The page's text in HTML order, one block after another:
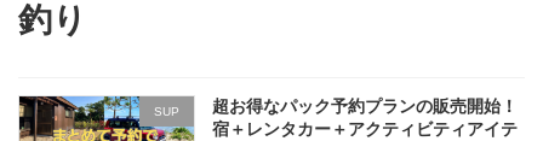
釣り
SUP
超お得なパック予約プランの販売開始！
宿＋レンタカー＋アクティビティアイテ